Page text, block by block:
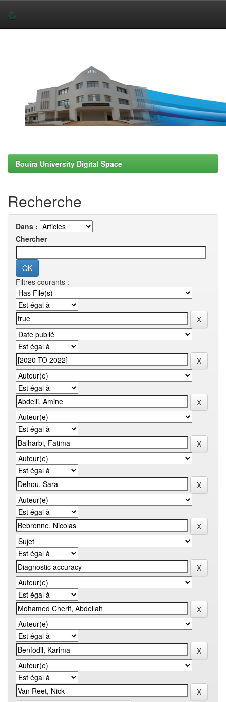
Bouira University Digital Space
Recherche
Dans :
Chercher
Filtres courants :